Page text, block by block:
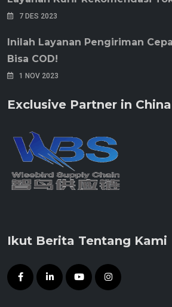
7 DES 2023
Inilah Layanan Pengiriman
Bisa COD!
1 NOV 2023
Exclusive Partner in China
Ikut Berita Tentang Kami